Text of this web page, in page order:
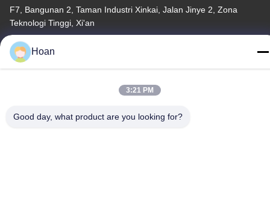
F7, Bangunan 2, Taman Industri Xinkai, Jalan Jinye 2, Zona
Teknologi Tinggi, Xi'an
Telp
86--18740357801
Hoan
3:21 PM
Good day, what product are you looking for?